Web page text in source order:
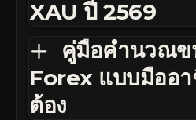
XAU ปี 2569
คู่มือคำนวณข
Forex แบบมืออ
ต้อง